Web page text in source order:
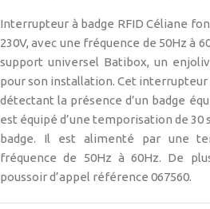
Interrupteur à badge RFID Céliane
230V, avec une fréquence de 50Hz à
support universel Batibox, un
pour son installation. Cet
détectant la présence d’un badge
est équipé d’une temporisation de 30
badge. Il est alimenté par une
fréquence de 50Hz à 60Hz. De
poussoir d’appel référence 067560.